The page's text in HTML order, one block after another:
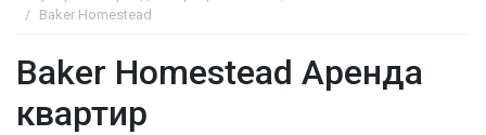
Baker Homestead
Baker Homestead Аренда
квартир